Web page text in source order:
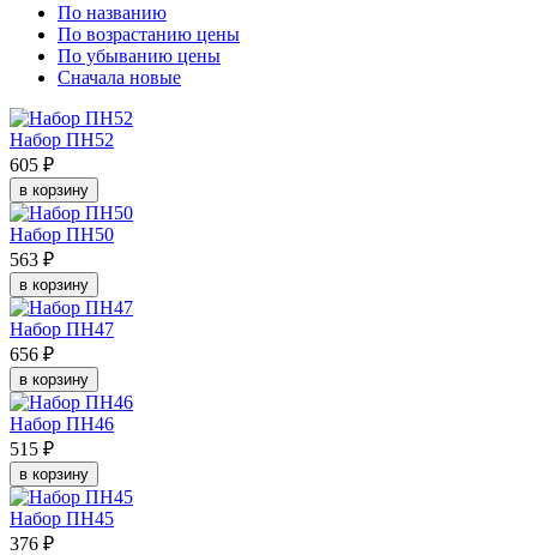
По названию
По возрастанию цены
По убыванию цены
Сначала новые
Набор ПН52
605 ₽
в корзину
Набор ПН50
563 ₽
в корзину
Набор ПН47
656 ₽
в корзину
Набор ПН46
515 ₽
в корзину
Набор ПН45
376 ₽